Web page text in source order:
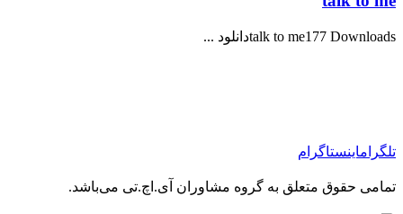
talk to me177 Downloadsدانلود ...
تلگراماینستاگرام
تمامی حقوق متعلق به گروه مشاوران آی.اچ.تی می‌باشد.